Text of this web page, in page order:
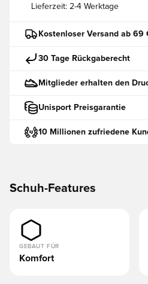
Lieferzeit: 2-4 Werktage
Kostenloser Versand ab 69
30 Tage Rückgaberecht
Mitglieder erhalten den
Unisport Preisgarantie
10 Millionen zufriedene
Schuh-Features
GEBAUT FÜR
Komfort